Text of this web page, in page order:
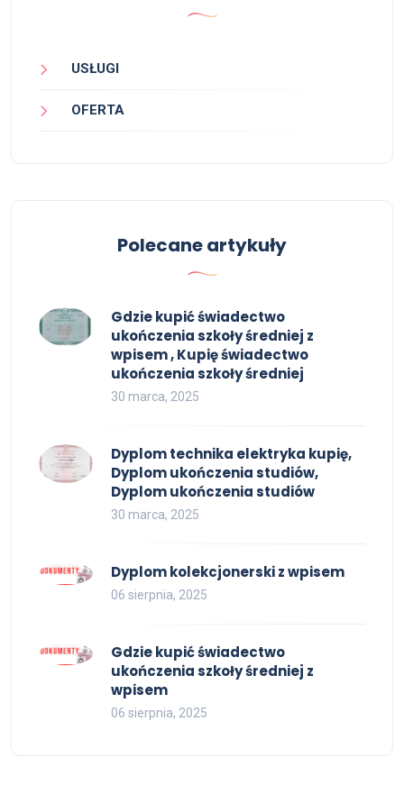
USŁUGI
OFERTA
Polecane artykuły
Gdzie kupić świadectwo
ukończenia szkoły średniej z
wpisem , Kupię świadectwo
ukończenia szkoły średniej
30 marca, 2025
Dyplom technika elektryka kupię,
Dyplom ukończenia studiów,
Dyplom ukończenia studiów
30 marca, 2025
Dyplom kolekcjonerski z wpisem
06 sierpnia, 2025
Gdzie kupić świadectwo
ukończenia szkoły średniej z
wpisem
06 sierpnia, 2025